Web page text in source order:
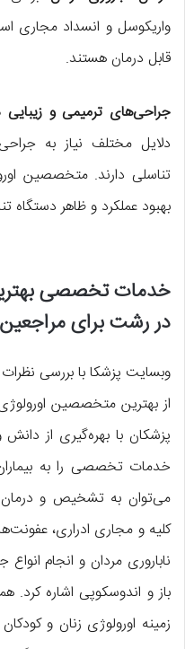
واریکوسل و انسداد مجاری
قابل درمان هستند.
جراحی‌های ترمیمی و زیبایی
دلایل مختلف نیاز به
تناسلی دارند. متخصصین
بهبود عملکرد و ظاهر دستگاه
خدمات تخصصی
در رشت برای
وبسایت پزشکا با بررسی
از بهترین متخصصین
پزشکان با بهره‌گیری از
خدمات تخصصی را به
می‌توان به تشخیص و
کلیه و مجاری ادراری،
ناباروری مردان و انجام
باز و اندوسکوپی اشاره کرد.
زمینه اورولوژی زنان و